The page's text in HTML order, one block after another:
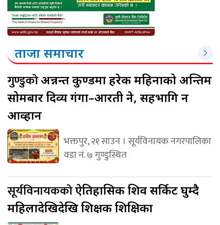
ताजा समाचार
गुण्डुकोअन्नन्त कुण्डमा हरेक महिनाको अन्तिम
सोमबार दिव्य गंगा–आरती हुने, सहभागि हुन
आव्हान
भक्तपुर, २१ साउन । सूर्यविनायक नगरपालिका
वडा नं. ७ गुण्डुस्थित
सूर्यविनायककोऐतिहासिक शिव सर्किट घुम्दै
महिलादेखिदेखि शिक्षक शिक्षिका